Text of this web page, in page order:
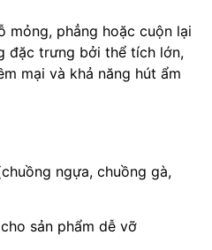
mỏng, phẳng hoặc cuộn lại
đặc trưng bởi thể tích lớn,
mại và khả năng hút ẩm
ngựa, chuồng gà,
sản phẩm dễ vỡ